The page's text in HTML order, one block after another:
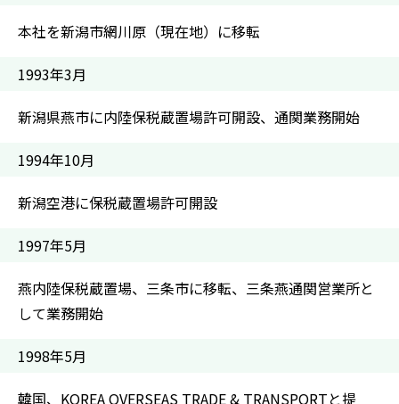
本社を新潟市網川原（現在地）に移転
1993年3月
新潟県燕市に内陸保税蔵置場許可開設、通関業務開始
1994年10月
新潟空港に保税蔵置場許可開設
1997年5月
燕内陸保税蔵置場、三条市に移転、三条燕通関営業所と
して業務開始
1998年5月
韓国、KOREA OVERSEAS TRADE & TRANSPORTと提